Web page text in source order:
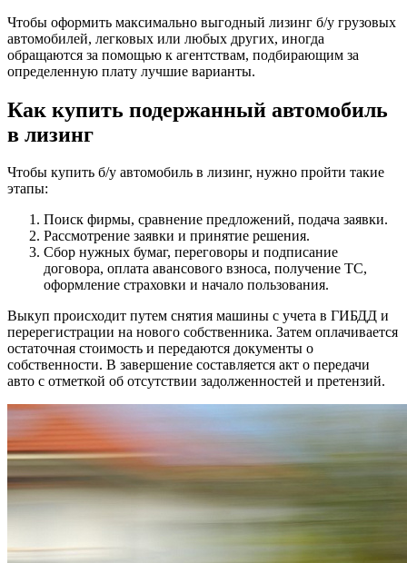
Чтобы оформить максимально выгодный лизинг б/у грузовых
автомобилей, легковых или любых других, иногда
обращаются за помощью к агентствам, подбирающим за
определенную плату лучшие варианты.
Как купить подержанный автомобиль
в лизинг
Чтобы купить б/у автомобиль в лизинг, нужно пройти такие
этапы:
Поиск фирмы, сравнение предложений, подача заявки.
Рассмотрение заявки и принятие решения.
Сбор нужных бумаг, переговоры и подписание
договора, оплата авансового взноса, получение ТС,
оформление страховки и начало пользования.
Выкуп происходит путем снятия машины с учета в ГИБДД и
перерегистрации на нового собственника. Затем оплачивается
остаточная стоимость и передаются документы о
собственности. В завершение составляется акт о передачи
авто с отметкой об отсутствии задолженностей и претензий.